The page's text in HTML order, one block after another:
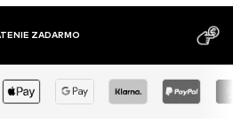
MOŽNOSŤ